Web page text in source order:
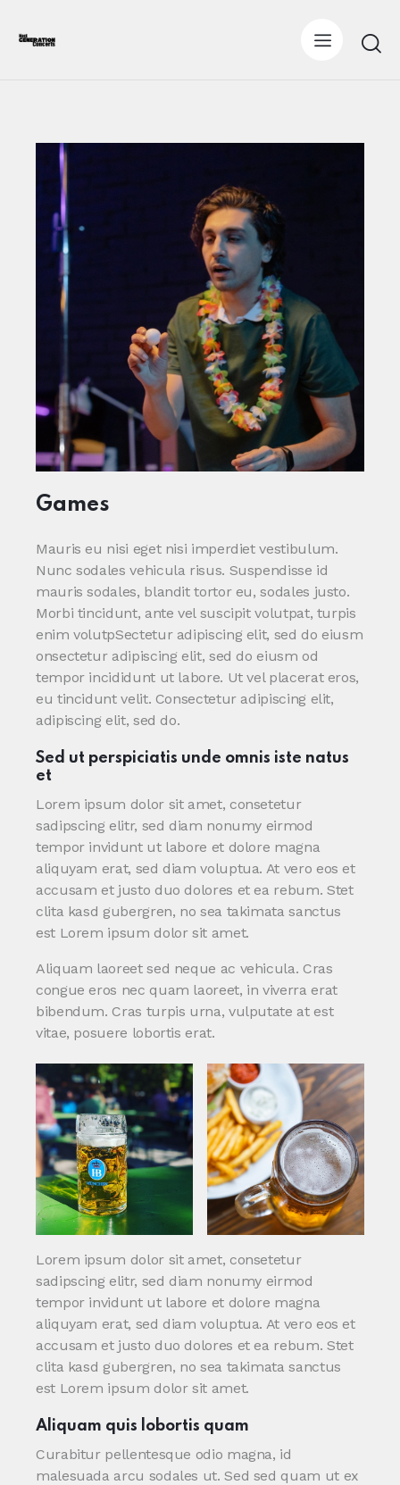
Games
Mauris eu nisi eget nisi imperdiet vestibulum.
Nunc sodales vehicula risus. Suspendisse id
mauris sodales, blandit tortor eu, sodales justo.
Morbi tincidunt, ante vel suscipit volutpat, turpis
enim volutpSectetur adipiscing elit, sed do eiusm
onsectetur adipiscing elit, sed do eiusm od
tempor incididunt ut labore. Ut vel placerat eros,
eu tincidunt velit. Consectetur adipiscing elit,
adipiscing elit, sed do.
Sed ut perspiciatis unde omnis iste natus
et
Lorem ipsum dolor sit amet, consetetur
sadipscing elitr, sed diam nonumy eirmod
tempor invidunt ut labore et dolore magna
aliquyam erat, sed diam voluptua. At vero eos et
accusam et justo duo dolores et ea rebum. Stet
clita kasd gubergren, no sea takimata sanctus
est Lorem ipsum dolor sit amet.
Aliquam laoreet sed neque ac vehicula. Cras
congue eros nec quam laoreet, in viverra erat
bibendum. Cras turpis urna, vulputate at est
vitae, posuere lobortis erat.
Lorem ipsum dolor sit amet, consetetur
sadipscing elitr, sed diam nonumy eirmod
tempor invidunt ut labore et dolore magna
aliquyam erat, sed diam voluptua. At vero eos et
accusam et justo duo dolores et ea rebum. Stet
clita kasd gubergren, no sea takimata sanctus
est Lorem ipsum dolor sit amet.
Aliquam quis lobortis quam
Curabitur pellentesque odio magna, id
malesuada arcu sodales ut. Sed sed quam ut ex